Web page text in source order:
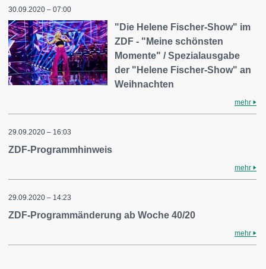
30.09.2020 – 07:00
"Die Helene Fischer-Show" im
ZDF - "Meine schönsten
Momente" / Spezialausgabe
der "Helene Fischer-Show" an
Weihnachten
mehr
29.09.2020 – 16:03
ZDF-Programmhinweis
mehr
29.09.2020 – 14:23
ZDF-Programmänderung ab Woche 40/20
mehr